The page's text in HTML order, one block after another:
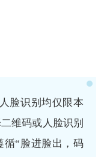
脸识别均仅限本
维码或人脸识别
循“脸进脸出，码